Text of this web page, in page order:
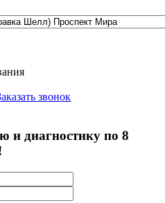
звонок
и диагностику по 8